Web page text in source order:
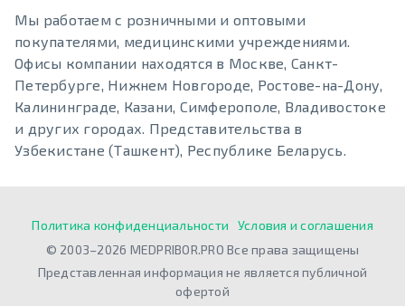
Мы работаем с розничными и оптовыми
покупателями, медицинскими учреждениями.
Офисы компании находятся в Москве, Санкт-
Петербурге, Нижнем Новгороде, Ростове-на-Дону,
Калининграде, Казани, Симферополе, Владивостоке
и других городах. Представительства в
Узбекистане (Ташкент), Республике Беларусь.
Политика конфиденциальности
Условия и соглашения
© 2003–2026 MEDPRIBOR.PRO Все права защищены
Представленная информация не является публичной
офертой